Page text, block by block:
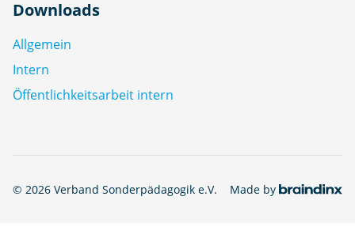
Downloads
Allgemein
Intern
Öffentlichkeitsarbeit intern
© 2026 Verband Sonderpädagogik e.V. Made by